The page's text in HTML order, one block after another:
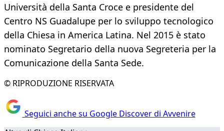
Università della Santa Croce e presidente del
Centro NS Guadalupe per lo sviluppo tecnologico
della Chiesa in America Latina. Nel 2015 è stato
nominato Segretario della nuova Segreteria per la
Comunicazione della Santa Sede.
© RIPRODUZIONE RISERVATA
Seguici anche su Google Discover di Avvenire